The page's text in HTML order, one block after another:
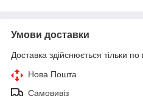
Умови доставки
Доставка здійснюється тільки по
Нова Пошта
Самовивіз